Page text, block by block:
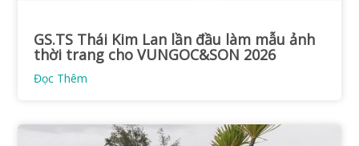
GS.TS Thái Kim Lan lần đầu làm mẫu ảnh
thời trang cho VUNGOC&SON 2026
Đọc Thêm